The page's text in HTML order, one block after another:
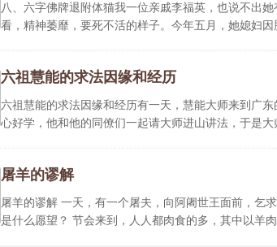
八、六字佛牌退附体猫我一位亲戚李福英，也说不出
看，精神萎靡，要死不活的样子。今年五月，她媳妇因
六祖慧能的求法因缘和经历
六祖慧能的求法因缘和经历有一天，慧能大师来到广
心好学，他和他的同僚们一起请大师进山讲法，于是大
屠羊的谬解
屠羊的谬解 一天，有一个屠夫，向阿阇世王面前，乞
是什么愿望？ 节会来到，人人都肉食的多，其中以羊